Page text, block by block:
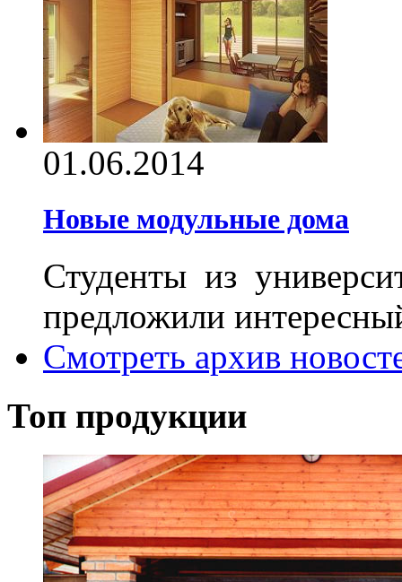
01.06.2014
Новые модульные дома
Студенты из
предложили
Смотреть архив
Топ продукции